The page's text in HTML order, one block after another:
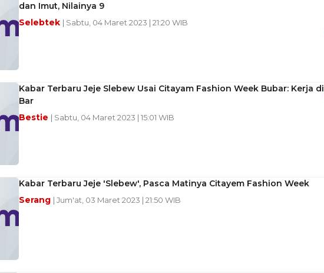
dan Imut, Nilainya 9
Selebtek | Sabtu, 04 Maret 2023 | 21:20 WIB
Kabar Terbaru Jeje Slebew Usai Citayam Fashion Week Bubar: Kerja di
Bar
Bestie | Sabtu, 04 Maret 2023 | 15:01 WIB
Kabar Terbaru Jeje 'Slebew', Pasca Matinya Citayem Fashion Week
Serang | Jum'at, 03 Maret 2023 | 21:50 WIB